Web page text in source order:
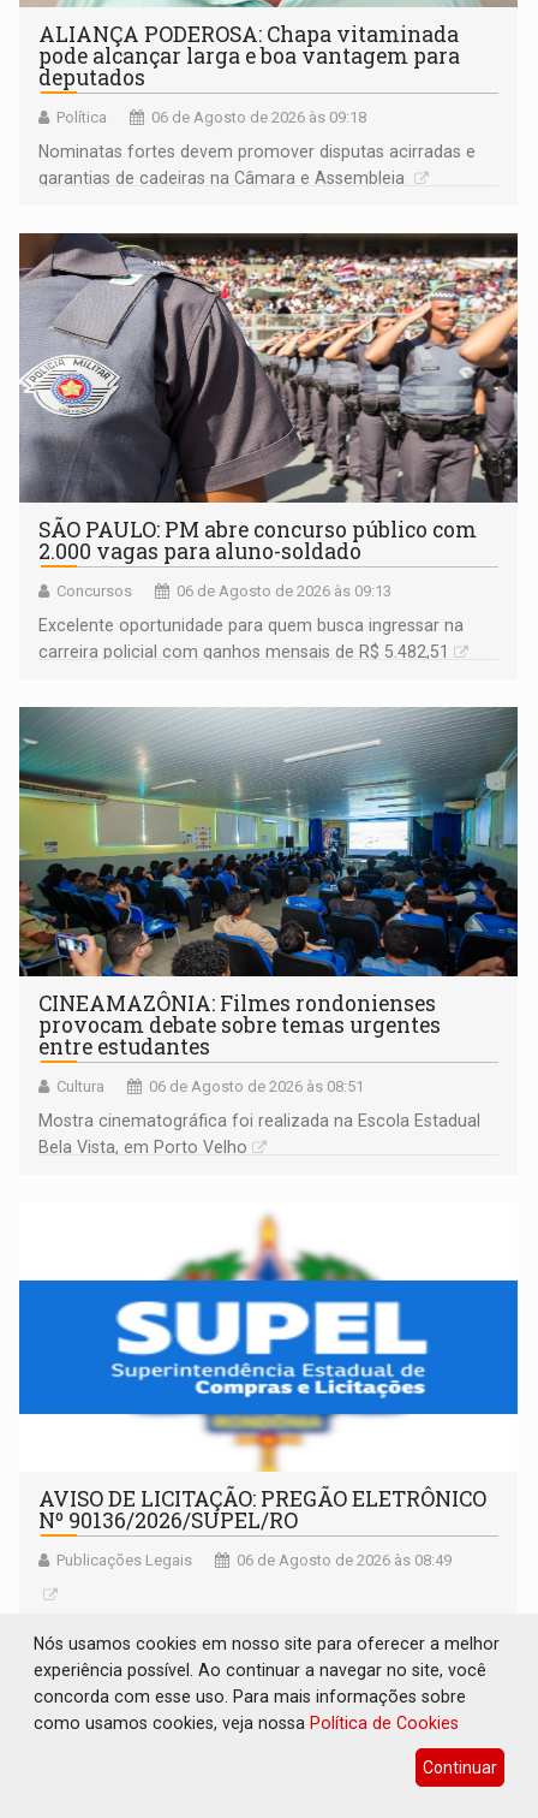
ALIANÇA PODEROSA: Chapa vitaminada
pode alcançar larga e boa vantagem para
deputados
Política 06 de Agosto de 2026 às 09:18
Nominatas fortes devem promover disputas acirradas e
garantias de cadeiras na Câmara e Assembleia
SÃO PAULO: PM abre concurso público com
2.000 vagas para aluno-soldado
Concursos 06 de Agosto de 2026 às 09:13
Excelente oportunidade para quem busca ingressar na
carreira policial com ganhos mensais de R$ 5.482,51
CINEAMAZÔNIA: Filmes rondonienses
provocam debate sobre temas urgentes
entre estudantes
Cultura 06 de Agosto de 2026 às 08:51
Mostra cinematográfica foi realizada na Escola Estadual
Bela Vista, em Porto Velho
AVISO DE LICITAÇÃO: PREGÃO ELETRÔNICO
Nº 90136/2026/SUPEL/RO
Publicações Legais 06 de Agosto de 2026 às 08:49
Nós usamos cookies em nosso site para oferecer a melhor
experiência possível. Ao continuar a navegar no site, você
concorda com esse uso. Para mais informações sobre
como usamos cookies, veja nossa Política de Cookies
Continuar